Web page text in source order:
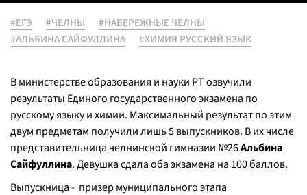
#ЕГЭ #ЧЕЛНЫ
#НАБЕРЕЖНЫЕ ЧЕЛНЫ
#АЛЬБИНА САЙФУЛЛИНА
#ХИМИЯ РУССКИЙ ЯЗЫК
В министерстве образования и науки РТ озвучили
результаты Единого государственного экзамена по
русскому языку и химии. Максимальный результат по этим
двум предметам получили лишь 5 выпускников. В их числе
представительница челнинской гимназии №26Альбина
Сайфуллина. Девушка сдала оба экзамена на 100 баллов.
Выпускница - призер муниципального этапа